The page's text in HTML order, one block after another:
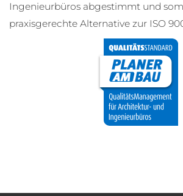
Ingenieurbüros abgestimmt und
praxisgerechte Alternative zur ISO